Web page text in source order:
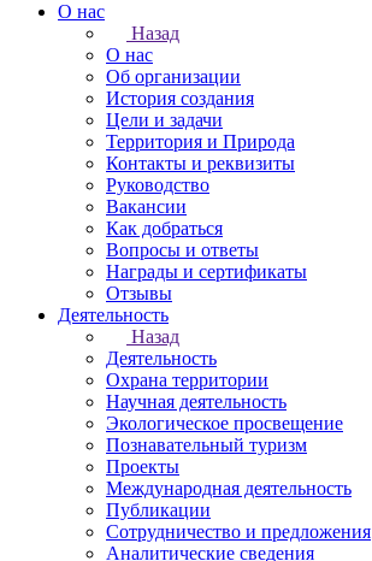
О нас
Назад
О нас
Об организации
История создания
Цели и задачи
Территория и Природа
Контакты и реквизиты
Руководство
Вакансии
Как добраться
Вопросы и ответы
Награды и сертификаты
Отзывы
Деятельность
Назад
Деятельность
Охрана территории
Научная деятельность
Экологическое просвещение
Познавательный туризм
Проекты
Международная деятельность
Публикации
Сотрудничество и предложения
Аналитические сведения